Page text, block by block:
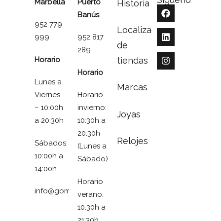
Marbella
952 779
999
Horario
Lunes a
Viernes
– 10:00h
a 20:30h
Sábados:
10:00h a
14:00h
info@gomezymolina.com
Puerto
Banús
952 817
289
Horario
Horario
invierno:
10:30h a
20:30h
(Lunes a
Sábado)
Horario
verano:
10:30h a
Historia
Localizador
de
tiendas
Marcas
Joyas
Relojes